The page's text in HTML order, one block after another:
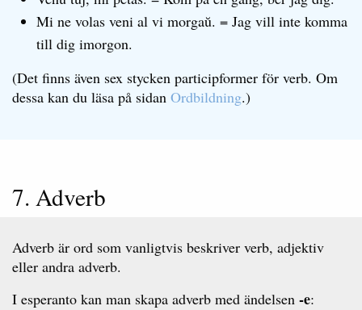
Mi ne volas veni al vi morgaŭ. = Jag vill inte komma
till dig imorgon.
(Det finns även sex stycken participformer för verb. Om
dessa kan du läsa på sidan Ordbildning.)
7. Adverb
Adverb är ord som vanligtvis beskriver verb, adjektiv
eller andra adverb.
I esperanto kan man skapa adverb med ändelsen -e: